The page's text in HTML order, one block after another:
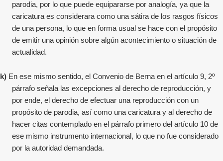
parodia, por lo que puede equipararse por analogía, ya que la
caricatura es considerara como una sátira de los rasgos físicos
de una persona, lo que en forma usual se hace con el propósito
de emitir una opinión sobre algún acontecimiento o situación de
actualidad.
k) En ese mismo sentido, el Convenio de Berna en el artículo 9, 2º
párrafo señala las excepciones al derecho de reproducción, y
por ende, el derecho de efectuar una reproducción con un
propósito de parodia, así como una caricatura y al derecho de
hacer citas contemplado en el párrafo primero del artículo 10 de
ese mismo instrumento internacional, lo que no fue considerado
por la autoridad demandada.